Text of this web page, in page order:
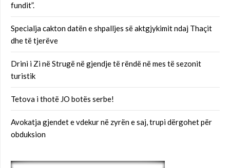
fundit”.
Specialja cakton datën e shpalljes së aktgjykimit ndaj Thaçit
dhe të tjerëve
Drini i Zi në Strugë në gjendje të rëndë në mes të sezonit
turistik
Tetova i thotë JO botës serbe!
Avokatja gjendet e vdekur në zyrën e saj, trupi dërgohet për
obduksion